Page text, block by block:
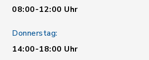
08:00-12:00 Uhr
Donnerstag:
14:00-18:00 Uhr